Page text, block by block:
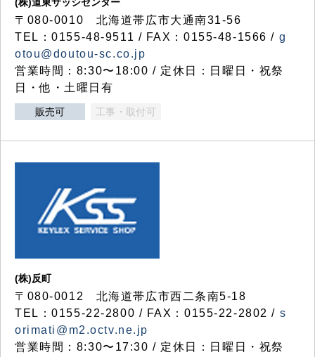
〒080-0010 北海道帯広市大通南31-56
TEL：0155-48-9511 / FAX：0155-48-1566 / g
otou@doutou-sc.co.jp
営業時間：8:30〜18:00 / 定休日：日曜日・祝祭
日・他・土曜日有
販売可 工事・取付可
(株)反町
〒080-0012 北海道帯広市西二条南5-18
TEL：0155-22-2800 / FAX：0155-22-2802 / s
orimati@m2.octv.ne.jp
営業時間：8:30〜17:30 / 定休日：日曜日・祝祭